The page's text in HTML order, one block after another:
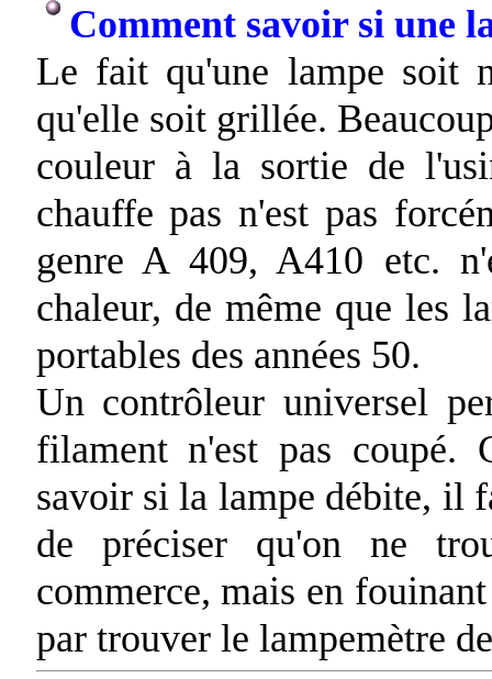
Comment savoir si une
Le fait qu'une lampe soit
qu'elle soit grillée.
couleur à la sortie de
chauffe pas n'est pas
genre A 409, A410 etc.
chaleur, de même que les
portables des années 50.
Un contrôleur universel
filament n'est pas coupé.
savoir si la lampe débite, il
de préciser qu'on ne
commerce, mais en
par trouver le lampemètre